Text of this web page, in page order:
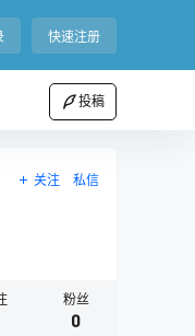
快速注册
投稿
关注 私信
粉丝
0